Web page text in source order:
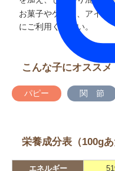
お菓子やケーキ、アイス
にご利用ください。
こんな子にオススメ
パピー 関 節
栄養成分表（100gあ
エネルギー